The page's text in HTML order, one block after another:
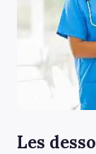
Les